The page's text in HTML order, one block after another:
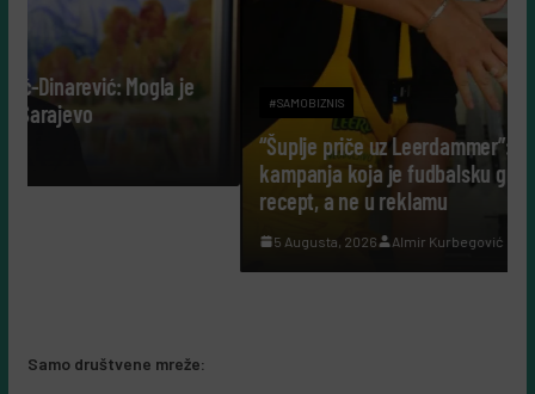
je
#SAMOBIZNIS
“Šuplje priče uz Leerdammer”: marketinška
kampanja koja je fudbalsku groznicu
recept, a ne u reklamu
Almir Kurbegović
Samo društvene mreže: